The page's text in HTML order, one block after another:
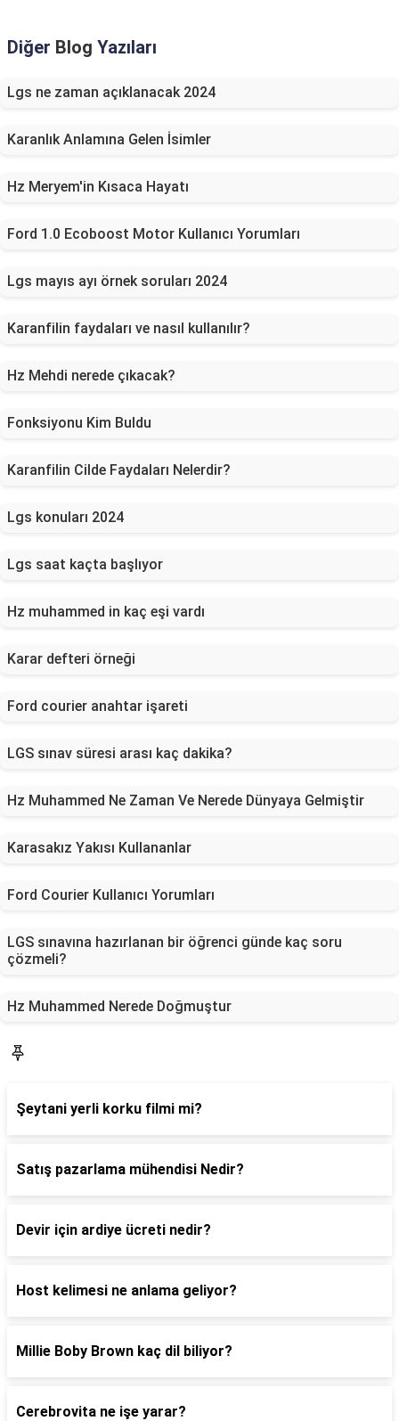
Diğer Blog Yazıları
Lgs ne zaman açıklanacak 2024
Karanlık Anlamına Gelen İsimler
Hz Meryem'in Kısaca Hayatı
Ford 1.0 Ecoboost Motor Kullanıcı Yorumları
Lgs mayıs ayı örnek soruları 2024
Karanfilin faydaları ve nasıl kullanılır?
Hz Mehdi nerede çıkacak?
Fonksiyonu Kim Buldu
Karanfilin Cilde Faydaları Nelerdir?
Lgs konuları 2024
Lgs saat kaçta başlıyor
Hz muhammed in kaç eşi vardı
Karar defteri örneği
Ford courier anahtar işareti
LGS sınav süresi arası kaç dakika?
Hz Muhammed Ne Zaman Ve Nerede Dünyaya Gelmiştir
Karasakız Yakısı Kullananlar
Ford Courier Kullanıcı Yorumları
LGS sınavına hazırlanan bir öğrenci günde kaç soru
çözmeli?
Hz Muhammed Nerede Doğmuştur
Şeytani yerli korku filmi mi?
Satış pazarlama mühendisi Nedir?
Devir için ardiye ücreti nedir?
Host kelimesi ne anlama geliyor?
Millie Boby Brown kaç dil biliyor?
Cerebrovita ne işe yarar?